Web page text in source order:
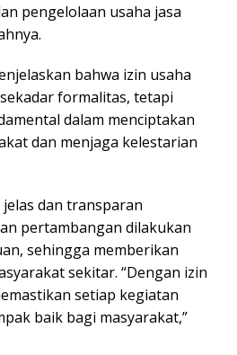
pengelolaan usaha jasa
bahwa izin usaha
formalitas, tetapi
dalam menciptakan
dan menjaga kelestarian
dan transparan
pertambangan dilakukan
sehingga memberikan
sekitar. “Dengan izin
setiap kegiatan
baik bagi masyarakat,”